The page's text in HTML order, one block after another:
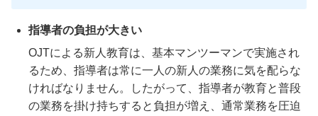
指導者の負担が大きい
OJTによる新人教育は、基本マンツーマンで実施され
るため、指導者は常に一人の新人の業務に気を配らな
ければなりません。したがって、指導者が教育と普段
の業務を掛け持ちすると負担が増え、通常業務を圧迫